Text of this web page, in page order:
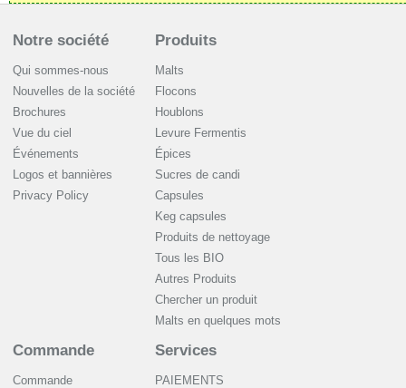
Notre société
Qui sommes-nous
Nouvelles de la société
Brochures
Vue du ciel
Événements
Logos et bannières
Privacy Policy
Produits
Malts
Flocons
Houblons
Levure Fermentis
Épices
Sucres de candi
Capsules
Keg capsules
Produits de nettoyage
Tous les BIO
Autres Produits
Chercher un produit
Malts en quelques mots
Commande
Commande
Services
PAIEMENTS